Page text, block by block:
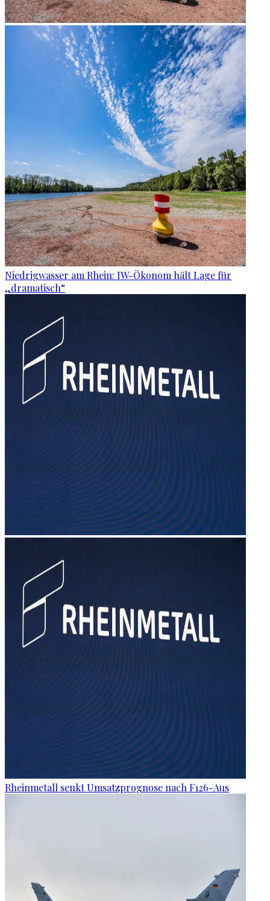
Niedrigwasser am Rhein: IW-Ökonom hält Lage für
„dramatisch“
Rheinmetall senkt Umsatzprognose nach F126-Aus